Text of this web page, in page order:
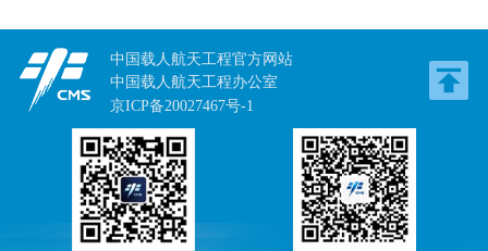
中国载人航天工程官方网站
中国载人航天工程办公室
京ICP备20027467号-1